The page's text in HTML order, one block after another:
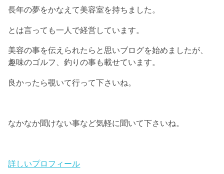
長年の夢をかなえて美容室を持ちました。
とは言っても一人で経営しています。
美容の事を伝えられたらと思いブログを始めましたが、
趣味のゴルフ、釣りの事も載せています。
良かったら覗いて行って下さいね。
なかなか聞けない事など気軽に聞いて下さいね。
詳しいプロフィール